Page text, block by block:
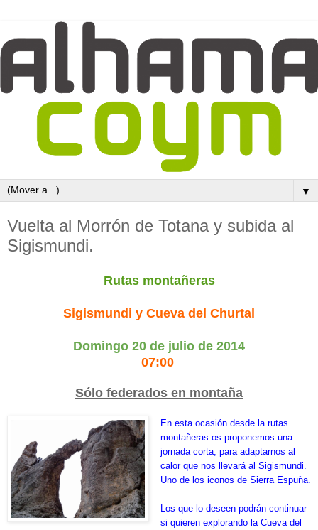
▼
Vuelta al Morrón de Totana y subida al
Sigismundi.
Rutas montañeras
Sigismundi y Cueva del Churtal
Domingo 20 de julio de 2014
07:00
Sólo federados en montaña
En esta ocasión desde la rutas
montañeras os proponemos una
jornada corta, para adaptarnos al
calor que nos llevará al Sigismundi.
Uno de los iconos de Sierra Espuña.
Los que lo deseen podrán continuar
si quieren explorando la Cueva del